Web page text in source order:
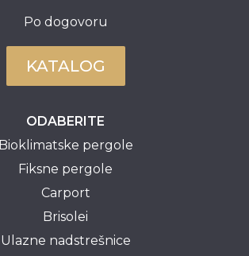
Po dogovoru
KATALOG
ODABERITE
Bioklimatske pergole
Fiksne pergole
Carport
Brisolei
Ulazne nadstrešnice